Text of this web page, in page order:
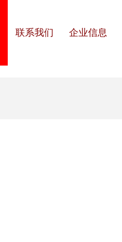
联系我们 企业信息